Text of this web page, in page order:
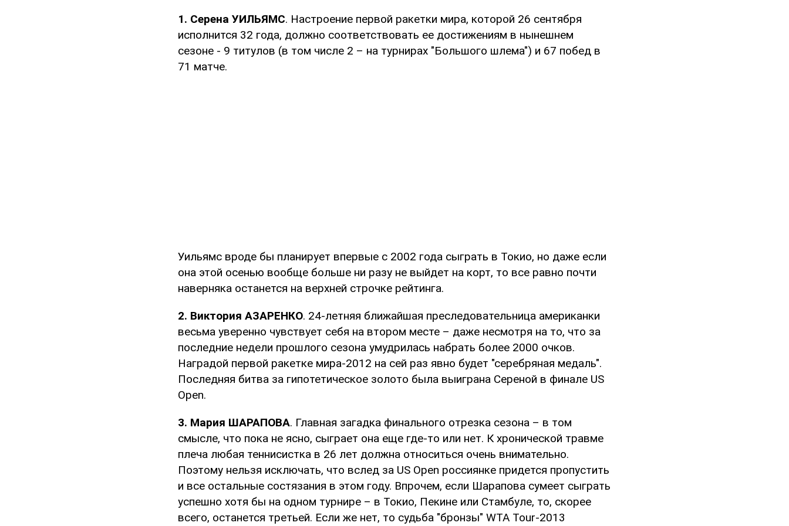
1. Серена УИЛЬЯМС. Настроение первой ракетки мира, которой 26 сентября
исполнится 32 года, должно соответствовать ее достижениям в нынешнем
сезоне - 9 титулов (в том числе 2 – на турнирах "Большого шлема") и 67 побед в
71 матче.
Уильямс вроде бы планирует впервые с 2002 года сыграть в Токио, но даже если
она этой осенью вообще больше ни разу не выйдет на корт, то все равно почти
наверняка останется на верхней строчке рейтинга.
2. Виктория АЗАРЕНКО. 24-летняя ближайшая преследовательница американки
весьма уверенно чувствует себя на втором месте – даже несмотря на то, что за
последние недели прошлого сезона умудрилась набрать более 2000 очков.
Наградой первой ракетке мира-2012 на сей раз явно будет "серебряная медаль".
Последняя битва за гипотетическое золото была выиграна Сереной в финале US
Open.
3. Мария ШАРАПОВА. Главная загадка финального отрезка сезона – в том
смысле, что пока не ясно, сыграет она еще где-то или нет. К хронической травме
плеча любая теннисистка в 26 лет должна относиться очень внимательно.
Поэтому нельзя исключать, что вслед за US Open россиянке придется пропустить
и все остальные состязания в этом году. Впрочем, если Шарапова сумеет сыграть
успешно хотя бы на одном турнире – в Токио, Пекине или Стамбуле, то, скорее
всего, останется третьей. Если же нет, то судьба "бронзы" WTA Tour-2013